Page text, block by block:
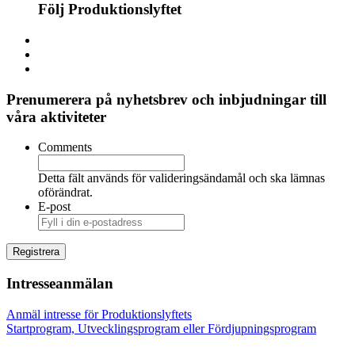
Följ Produktionslyftet
Prenumerera på nyhetsbrev och inbjudningar till
våra aktiviteter
Comments
Detta fält används för valideringsändamål och ska lämnas
oförändrat.
E-post
Intresseanmälan
Anmäl intresse för Produktionslyftets
Startprogram, Utvecklingsprogram eller Fördjupningsprogram